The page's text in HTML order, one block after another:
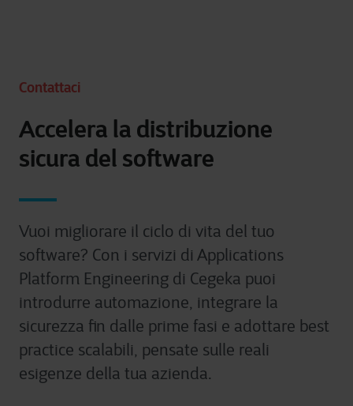
Contattaci
Accelera la distribuzione
sicura del software
Vuoi migliorare il ciclo di vita del tuo
software? Con i servizi di Applications
Platform Engineering di Cegeka puoi
introdurre automazione, integrare la
sicurezza fin dalle prime fasi e adottare best
practice scalabili, pensate sulle reali
esigenze della tua azienda.